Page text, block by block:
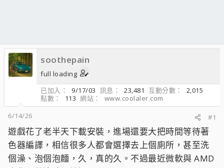
soothepain
full loading
已加入
9/17/03 訊息 23,481 互動分數
2,015
點數
113 網站
www.coolaler.com
6/14/26
#1
遊戲花了老半天下載安裝，進場還要大把時間等待著
色器編譯，相信很多人都會選擇去上個廁所，甚至洗
個澡、泡個泡麵，久，真的久。不過最近微軟與 AMD